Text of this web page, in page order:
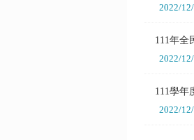
2022/
111年
2022/
111學年
2022/